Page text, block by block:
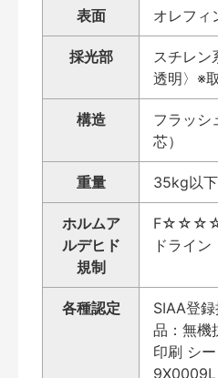
表面 オレフィ
採光部
スチレン
透明〉※
構造
フラッシ
芯）
重量 35kg以下
ホルムア
ルデヒド
規制
F☆☆☆☆
ドライン
各種認定
SIAA登
品：無機
印刷 シ
9X0009L